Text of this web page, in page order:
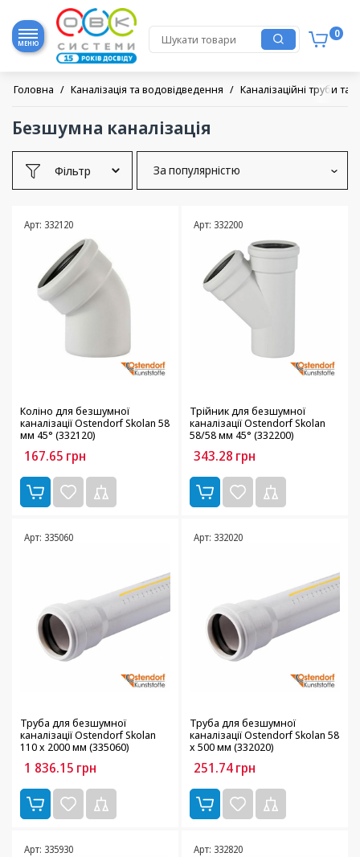
МЕНЮ
0
Головна / Каналізація та водовідведення / Каналізаційні труби та
Безшумна каналізація
Фільтр За популярністю
Арт: 332120
Коліно для безшумної
каналізації Ostendorf Skolan 58
мм 45° (332120)
167.65 грн
Арт: 332200
Трійник для безшумної
каналізації Ostendorf Skolan
58/58 мм 45° (332200)
343.28 грн
Арт: 335060
Труба для безшумної
каналізації Ostendorf Skolan
110 х 2000 мм (335060)
1 836.15 грн
Арт: 332020
Труба для безшумної
каналізації Ostendorf Skolan 58
х 500 мм (332020)
251.74грн
Арт: 335930 Арт: 332820